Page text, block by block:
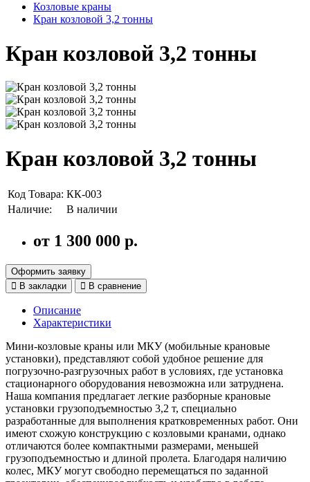
Козловые краны
Кран козловой 3,2 тонны
Кран козловой 3,2 тонны
Кран козловой 3,2 тонны
Код Товара: КК-003
Наличие:
В наличии
от 1 300 000 р.
Оформить заявку
В закладки
В сравнение
Описание
Характеристики
Мини-козловые краны или МКУ (мобильные крановые
установки), представляют собой удобное решение для
погрузочно-разгрузочных работ в условиях, где установка
стационарного оборудования невозможна или затруднена.
Наша компания предлагает легкие разборные крановые
установки грузоподъемностью 3,2 т, специально
разработанные для выполнения кратковременных работ. Они
имеют схожую конструкцию с козловыми кранами, однако
отличаются более компактными размерами, меньшей
грузоподъемностью и длиной пролета. Благодаря наличию
колес, МКУ могут свободно перемещаться по заданной